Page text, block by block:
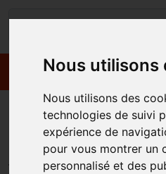
Nous utilisons
Nous utilisons des
technologies de suivi
expérience de
pour vous montrer un
personnalisé et des
Promos
Pranarom
Huile Essentielle
PRANAROM